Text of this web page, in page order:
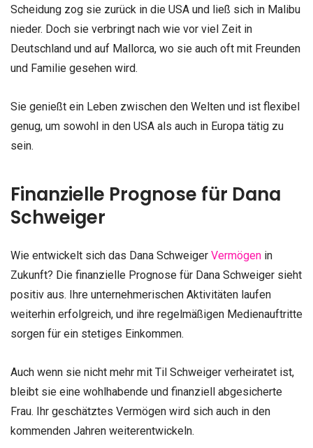
Scheidung zog sie zurück in die USA und ließ sich in Malibu
nieder. Doch sie verbringt nach wie vor viel Zeit in
Deutschland und auf Mallorca, wo sie auch oft mit Freunden
und Familie gesehen wird.
Sie genießt ein Leben zwischen den Welten und ist flexibel
genug, um sowohl in den USA als auch in Europa tätig zu
sein.
Finanzielle Prognose für Dana
Schweiger
Wie entwickelt sich das Dana Schweiger Vermögen in
Zukunft? Die finanzielle Prognose für Dana Schweiger sieht
positiv aus. Ihre unternehmerischen Aktivitäten laufen
weiterhin erfolgreich, und ihre regelmäßigen Medienauftritte
sorgen für ein stetiges Einkommen.
Auch wenn sie nicht mehr mit Til Schweiger verheiratet ist,
bleibt sie eine wohlhabende und finanziell abgesicherte
Frau. Ihr geschätztes Vermögen wird sich auch in den
kommenden Jahren weiterentwickeln.